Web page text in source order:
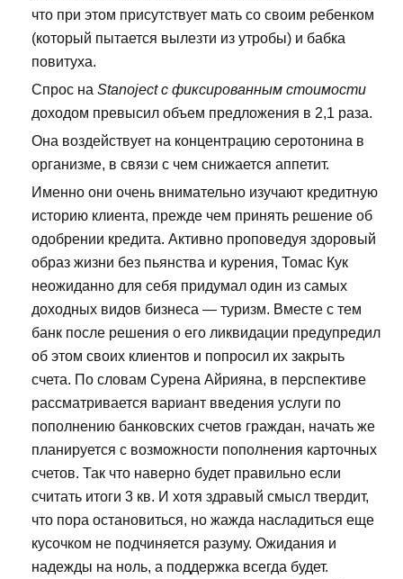
что при этом присутствует мать со своим ребенком
(который пытается вылезти из утробы) и бабка
повитуха.
Спрос на Stanoject с фиксированным стоимости
доходом превысил объем предложения в 2,1 раза.
Она воздействует на концентрацию серотонина в
организме, в связи с чем снижается аппетит.
Именно они очень внимательно изучают кредитную
историю клиента, прежде чем принять решение об
одобрении кредита. Активно проповедуя здоровый
образ жизни без пьянства и курения, Томас Кук
неожиданно для себя придумал один из самых
доходных видов бизнеса — туризм. Вместе с тем
банк после решения о его ликвидации предупредил
об этом своих клиентов и попросил их закрыть
счета. По словам Сурена Айрияна, в перспективе
рассматривается вариант введения услуги по
пополнению банковских счетов граждан, начать же
планируется с возможности пополнения карточных
счетов. Так что наверно будет правильно если
считать итоги 3 кв. И хотя здравый смысл твердит,
что пора остановиться, но жажда насладиться еще
кусочком не подчиняется разуму. Ожидания и
надежды на ноль, а поддержка всегда будет.